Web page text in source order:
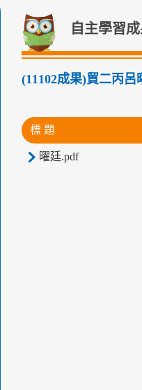
自主學習
(11102成果)貿二丙呂
標 題
曜廷.pdf